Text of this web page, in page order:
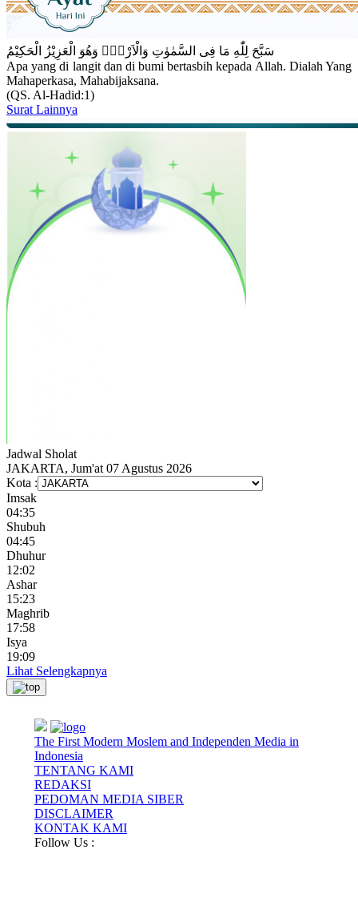
سَبَّحَ لِلّٰهِ مَا فِى السَّمٰوٰتِ وَالْاَرْضِۚ وَهُوَ الْعَزِيْزُ الْحَكِيْمُ
Apa yang di langit dan di bumi bertasbih kepada Allah. Dialah Yang
Mahaperkasa, Mahabijaksana.
(QS. Al-Hadid:1)
Surat Lainnya
Jadwal Sholat
JAKARTA, Jum'at 07 Agustus 2026
Kota :
Imsak
04:35
Shubuh
04:45
Dhuhur
12:02
Ashar
15:23
Maghrib
17:58
Isya
19:09
Lihat Selengkapnya
The First Modern Moslem and Independen Media in
Indonesia
TENTANG KAMI
REDAKSI
PEDOMAN MEDIA SIBER
DISCLAIMER
KONTAK KAMI
Follow Us :